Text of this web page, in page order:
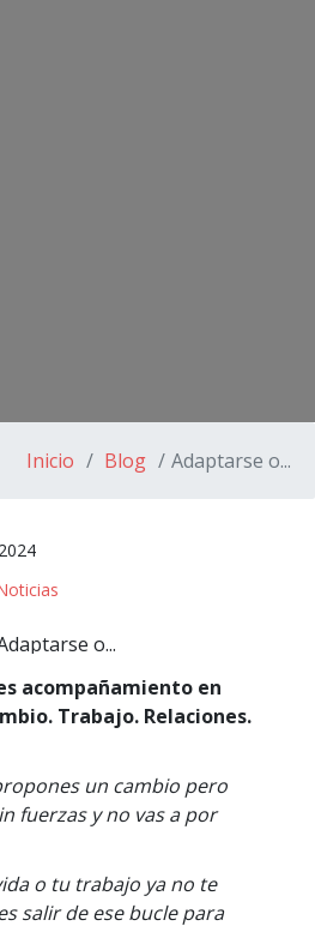
Inicio Blog Adaptarse o...
acompañamiento en
Trabajo. Relaciones.
un cambio pero
fuerzas y no vas a por
o tu trabajo ya no te
salir de ese bucle para